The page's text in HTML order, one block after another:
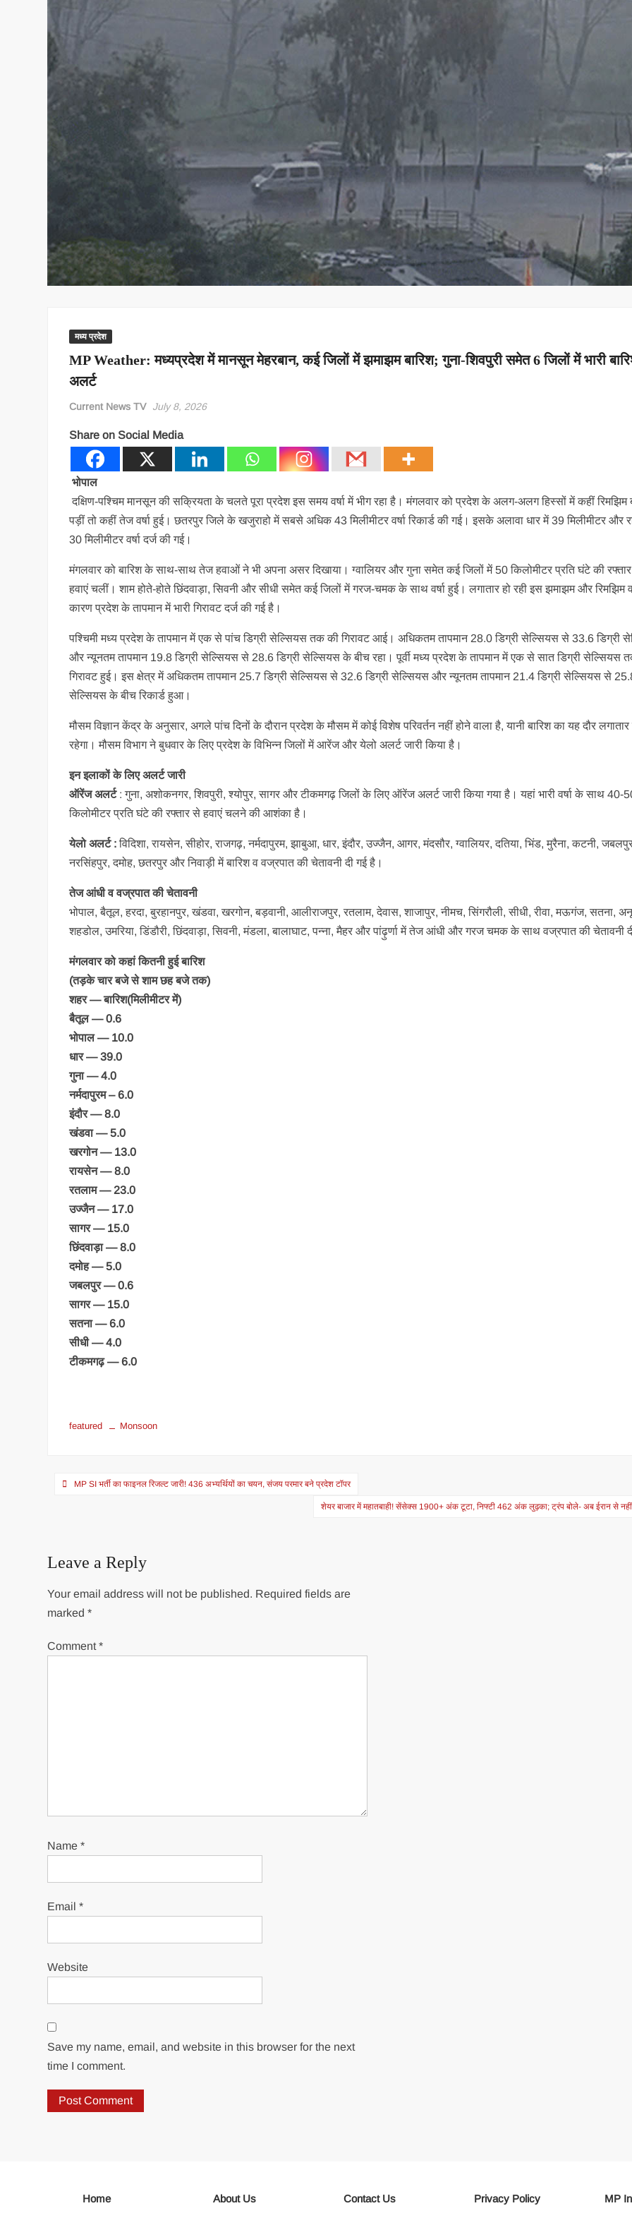
मध्य प्रदेश
MP Weather: मध्यप्रदेश में मानसून मेहरबान, कई जिलों में झमाझम बारिश; गुना-शिवपुरी समेत 6 जिलों में भारी
अलर्ट
Current News TV July 8, 2026
Share on Social Media
भोपाल
दक्षिण-पश्चिम मानसून की सक्रियता के चलते पूरा प्रदेश इस समय वर्षा में भीग रहा है। मंगलवार को प्रदेश के अलग-अलग हिस्सों में कहीं रिमझिम
पड़ीं तो कहीं तेज वर्षा हुई। छतरपुर जिले के खजुराहो में सबसे अधिक 43 मिलीमीटर वर्षा रिकार्ड की गई। इसके अलावा धार में 39 मिलीमीटर और
30 मिलीमीटर वर्षा दर्ज की गई।
मंगलवार को बारिश के साथ-साथ तेज हवाओं ने भी अपना असर दिखाया। ग्वालियर और गुना समेत कई जिलों में 50 किलोमीटर प्रति घंटे की
हवाएं चलीं। शाम होते-होते छिंदवाड़ा, सिवनी और सीधी समेत कई जिलों में गरज-चमक के साथ वर्षा हुई। लगातार हो रही इस झमाझम और रिमझिम
कारण प्रदेश के तापमान में भारी गिरावट दर्ज की गई है।
पश्चिमी मध्य प्रदेश के तापमान में एक से पांच डिग्री सेल्सियस तक की गिरावट आई। अधिकतम तापमान 28.0 डिग्री सेल्सियस से 33.6 डिग्री
और न्यूनतम तापमान 19.8 डिग्री सेल्सियस से 28.6 डिग्री सेल्सियस के बीच रहा। पूर्वी मध्य प्रदेश के तापमान में एक से सात डिग्री सेल्सियस
गिरावट हुई। इस क्षेत्र में अधिकतम तापमान 25.7 डिग्री सेल्सियस से 32.6 डिग्री सेल्सियस और न्यूनतम तापमान 21.4 डिग्री सेल्सियस से
सेल्सियस के बीच रिकार्ड हुआ।
मौसम विज्ञान केंद्र के अनुसार, अगले पांच दिनों के दौरान प्रदेश के मौसम में कोई विशेष परिवर्तन नहीं होने वाला है, यानी बारिश का यह दौर लगातार
रहेगा। मौसम विभाग ने बुधवार के लिए प्रदेश के विभिन्न जिलों में आरेंज और येलो अलर्ट जारी किया है।
इन इलाकों के लिए अलर्ट जारी
ऑरेंज अलर्ट: गुना, अशोकनगर, शिवपुरी, श्योपुर, सागर और टीकमगढ़ जिलों के लिए ऑरेंज अलर्ट जारी किया गया है। यहां भारी वर्षा के साथ 40-
किलोमीटर प्रति घंटे की रफ्तार से हवाएं चलने की आशंका है।
येलो अलर्ट :विदिशा, रायसेन, सीहोर, राजगढ़, नर्मदापुरम, झाबुआ, धार, इंदौर, उज्जैन, आगर, मंदसौर, ग्वालियर, दतिया, भिंड, मुरैना, कटनी,
नरसिंहपुर, दमोह, छतरपुर और निवाड़ी में बारिश व वज्रपात की चेतावनी दी गई है।
तेज आंधी व वज्रपात की चेतावनी
भोपाल, बैतूल, हरदा, बुरहानपुर, खंडवा, खरगोन, बड़वानी, आलीराजपुर, रतलाम, देवास, शाजापुर, नीमच, सिंगरौली, सीधी, रीवा, मऊगंज, सतना,
शहडोल, उमरिया, डिंडौरी, छिंदवाड़ा, सिवनी, मंडला, बालाघाट, पन्ना, मैहर और पांढ़ुर्णा में तेज आंधी और गरज चमक के साथ वज्रपात की चेतावनी
मंगलवार को कहां कितनी हुई बारिश
(तड़के चार बजे से शाम छह बजे तक)
शहर — बारिश(मिलीमीटर में)
बैतूल — 0.6
भोपाल — 10.0
धार — 39.0
गुना — 4.0
नर्मदापुरम – 6.0
इंदौर — 8.0
खंडवा — 5.0
खरगोन — 13.0
रायसेन — 8.0
रतलाम — 23.0
उज्जैन — 17.0
सागर — 15.0
छिंदवाड़ा — 8.0
दमोह — 5.0
जबलपुर — 0.6
सागर — 15.0
सतना — 6.0
सीधी — 4.0
टीकमगढ़ — 6.0
featured Monsoon
PostMP SI भर्ती का फाइनल रिजल्ट जारी! 436 अभ्यर्थियों का चयन, संजय परमार बने प्रदेश टॉपर
शेयर बाजार में महातबाही! सेंसेक्स 1900+ अंक टूटा, निफ्टी 462 अंक लुढ़का; ट्रंप बोले- अब ईरान से नहीं
Leave a Reply
Your email address will not be published. Required fields are
marked*
Comment*
Name*
Email*
Website
Save my name, email, and website in this browser for the next
time I comment.
Home About Us Contact Us Privacy Policy MP